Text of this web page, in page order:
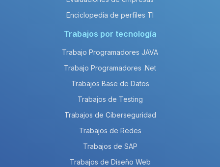
Enciclopedia de perfiles TI
Trabajos por tecnología
Trabajo Programadores JAVA
Trabajo Programadores .Net
Trabajos Base de Datos
Trabajos de Testing
Trabajos de Ciberseguridad
Trabajos de Redes
Trabajos de SAP
Trabajos de Diseño Web